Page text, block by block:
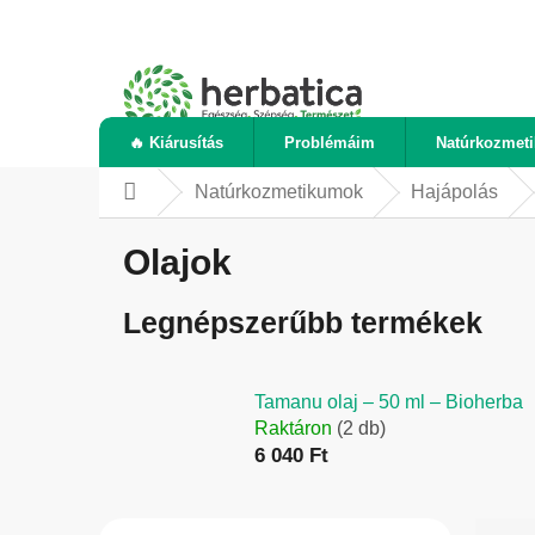
🔥 Kiárusítás Problémáim
KezdőlapNatúrkozmetikumok Hajápolás
Olajok
Legnépszerűbb termékek
Tamanu olaj – 50 ml – Bioherba
Raktáron (2 db)
6 040 Ft